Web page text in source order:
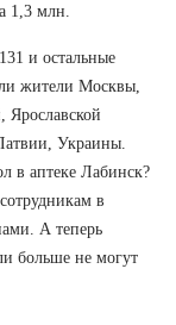
1,3 млн.
и остальные
жители Москвы,
Ярославской
Украины.
в аптеке Лабинск?
в
А теперь
больше не могут